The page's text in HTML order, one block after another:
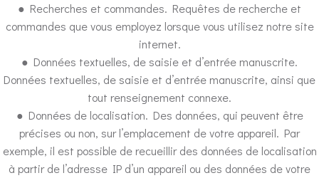
● Recherches et commandes. Requêtes de recherche et
commandes que vous employez lorsque vous utilisez notre site
internet.
● Données textuelles, de saisie et d’entrée manuscrite.
Données textuelles, de saisie et d’entrée manuscrite, ainsi que
tout renseignement connexe.
● Données de localisation. Des données, qui peuvent être
précises ou non, sur l’emplacement de votre appareil. Par
exemple, il est possible de recueillir des données de localisation
à partir de l’adresse IP d’un appareil ou des données de votre